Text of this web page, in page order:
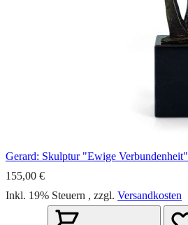
Gerard: Skulptur "Ewige Verbundenheit"
155,00 €
Inkl. 19% Steuern , zzgl. Versandkosten